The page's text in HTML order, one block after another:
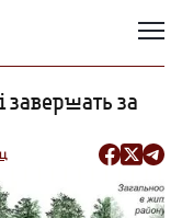
завершать за